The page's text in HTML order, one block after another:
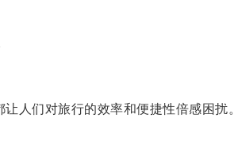
人们对旅行的效率和便捷性倍感困扰。